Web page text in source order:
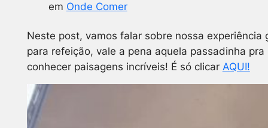
em Onde Comer
Neste post, vamos falar sobre nossa
para refeição, vale a pena aquela passadinha
conhecer paisagens incríveis! É só clicar AQUI!